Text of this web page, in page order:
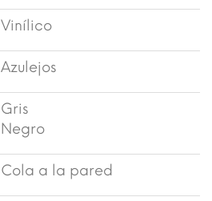
Vinílico
Azulejos
Gris
Negro
Cola a la pared